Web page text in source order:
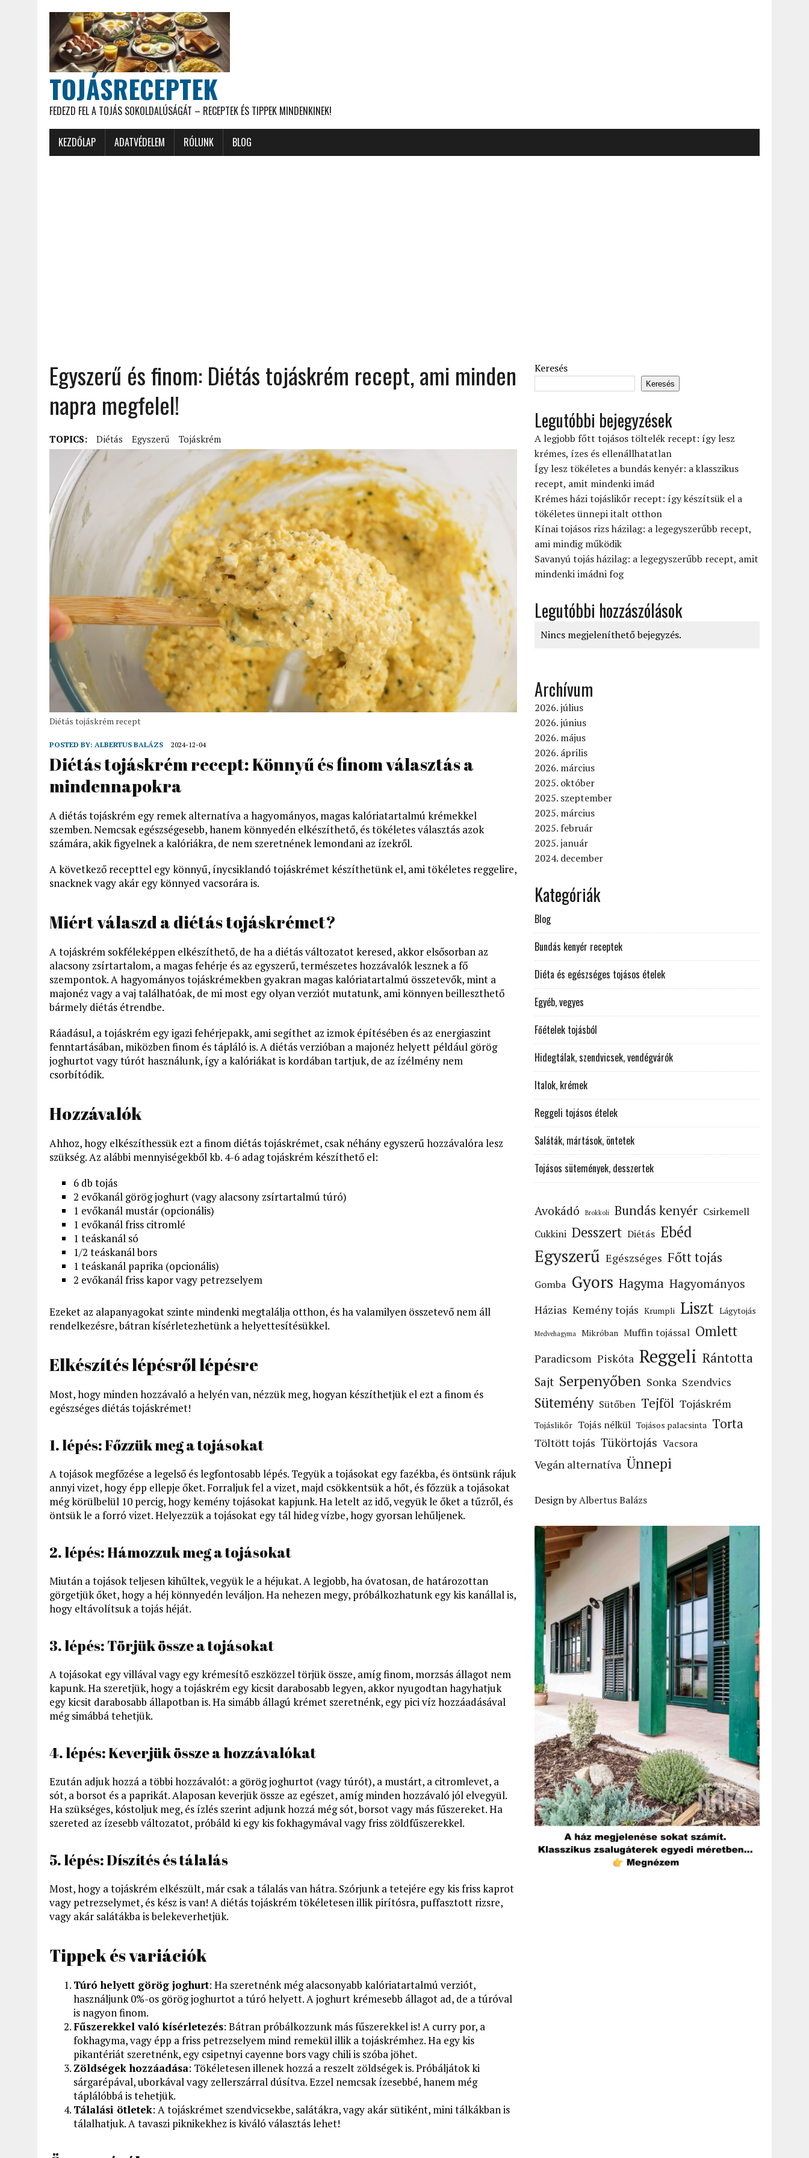
TOJÁSRECEPTEK
FEDEZD FEL A TOJÁS SOKOLDALÚSÁGÁT – RECEPTEK ÉS TIPPEK MINDENKINEK!
KEZDŐLAP ADATVÉDELEM RÓLUNK BLOG
Egyszerű és finom: Diétás tojáskrém recept, ami minden
napra megfelel!
TOPICS: Diétás Egyszerű Tojáskrém
Diétás tojáskrém recept
POSTED BY: ALBERTUS BALÁZS 2024-12-04
Diétás tojáskrém recept: Könnyű és finom választás a
mindennapokra
A diétás tojáskrém egy remek alternatíva a hagyományos, magas kalóriatartalmú krémekkel
szemben. Nemcsak egészségesebb, hanem könnyedén elkészíthető, és tökéletes választás azok
számára, akik figyelnek a kalóriákra, de nem szeretnének lemondani az ízekről.
A következő recepttel egy könnyű, ínycsiklandó tojáskrémet készíthetünk el, ami tökéletes reggelire,
snacknek vagy akár egy könnyed vacsorára is.
Miért válaszd a diétás tojáskrémet?
A tojáskrém sokféleképpen elkészíthető, de ha a diétás változatot keresed, akkor elsősorban az
alacsony zsírtartalom, a magas fehérje és az egyszerű, természetes hozzávalók lesznek a fő
szempontok. A hagyományos tojáskrémekben gyakran magas kalóriatartalmú összetevők, mint a
majonéz vagy a vaj találhatóak, de mi most egy olyan verziót mutatunk, ami könnyen beilleszthető
bármely diétás étrendbe.
Ráadásul, a tojáskrém egy igazi fehérjepakk, ami segíthet az izmok építésében és az energiaszint
fenntartásában, miközben finom és tápláló is. A diétás verzióban a majonéz helyett például görög
joghurtot vagy túrót használunk, így a kalóriákat is kordában tartjuk, de az ízélmény nem
csorbítódik.
Hozzávalók
Ahhoz, hogy elkészíthessük ezt a finom diétás tojáskrémet, csak néhány egyszerű hozzávalóra lesz
szükség. Az alábbi mennyiségekből kb. 4-6 adag tojáskrém készíthető el:
6 db tojás
2 evőkanál görög joghurt (vagy alacsony zsírtartalmú túró)
1 evőkanál mustár (opcionális)
1 evőkanál friss citromlé
1 teáskanál só
1/2 teáskanál bors
1 teáskanál paprika (opcionális)
2 evőkanál friss kapor vagy petrezselyem
Ezeket az alapanyagokat szinte mindenki megtalálja otthon, és ha valamilyen összetevő nem áll
rendelkezésre, bátran kísérletezhetünk a helyettesítésükkel.
Elkészítés lépésről lépésre
Most, hogy minden hozzávaló a helyén van, nézzük meg, hogyan készíthetjük el ezt a finom és
egészséges diétás tojáskrémet!
1. lépés: Főzzük meg a tojásokat
A tojások megfőzése a legelső és legfontosabb lépés. Tegyük a tojásokat egy fazékba, és öntsünk rájuk
annyi vizet, hogy épp ellepje őket. Forraljuk fel a vizet, majd csökkentsük a hőt, és főzzük a tojásokat
még körülbelül 10 percig, hogy kemény tojásokat kapjunk. Ha letelt az idő, vegyük le őket a tűzről, és
öntsük le a forró vizet. Helyezzük a tojásokat egy tál hideg vízbe, hogy gyorsan lehűljenek.
2. lépés: Hámozzuk meg a tojásokat
Miután a tojások teljesen kihűltek, vegyük le a héjukat. A legjobb, ha óvatosan, de határozottan
görgetjük őket, hogy a héj könnyedén leváljon. Ha nehezen megy, próbálkozhatunk egy kis kanállal is,
hogy eltávolítsuk a tojás héját.
3. lépés: Törjük össze a tojásokat
A tojásokat egy villával vagy egy krémesítő eszközzel törjük össze, amíg finom, morzsás állagot nem
kapunk. Ha szeretjük, hogy a tojáskrém egy kicsit darabosabb legyen, akkor nyugodtan hagyhatjuk
egy kicsit darabosabb állapotban is. Ha simább állagú krémet szeretnénk, egy pici víz hozzáadásával
még simábbá tehetjük.
4. lépés: Keverjük össze a hozzávalókat
Ezután adjuk hozzá a többi hozzávalót: a görög joghurtot (vagy túrót), a mustárt, a citromlevet, a
sót, a borsot és a paprikát. Alaposan keverjük össze az egészet, amíg minden hozzávaló jól elvegyül.
Ha szükséges, kóstoljuk meg, és ízlés szerint adjunk hozzá még sót, borsot vagy más fűszereket. Ha
szereted az ízesebb változatot, próbáld ki egy kis fokhagymával vagy friss zöldfűszerekkel.
5. lépés: Díszítés és tálalás
Most, hogy a tojáskrém elkészült, már csak a tálalás van hátra. Szórjunk a tetejére egy kis friss kaprot
vagy petrezselymet, és kész is van! A diétás tojáskrém tökéletesen illik pirítósra, puffasztott rizsre,
vagy akár salátákba is belekeverhetjük.
Tippek és variációk
Túró helyett görög joghurt: Ha szeretnénk még alacsonyabb kalóriatartalmú verziót,
használjunk 0%-os görög joghurtot a túró helyett. A joghurt krémesebb állagot ad, de a túróval
is nagyon finom.
Fűszerekkel való kísérletezés: Bátran próbálkozzunk más fűszerekkel is! A curry por, a
fokhagyma, vagy épp a friss petrezselyem mind remekül illik a tojáskrémhez. Ha egy kis
pikantériát szeretnénk, egy csipetnyi cayenne bors vagy chili is szóba jöhet.
Zöldségek hozzáadása: Tökéletesen illenek hozzá a reszelt zöldségek is. Próbáljátok ki
sárgarépával, uborkával vagy zellerszárral dúsítva. Ezzel nemcsak ízesebbé, hanem még
táplálóbbá is tehetjük.
Tálalási ötletek: A tojáskrémet szendvicsekbe, salátákra, vagy akár sütiként, mini tálkákban is
tálalhatjuk. A tavaszi piknikekhez is kiváló választás lehet!
Keresés
Keresés
Legutóbbi bejegyzések
A legjobb főtt tojásos töltelék recept: így lesz
krémes, ízes és ellenállhatatlan
Így lesz tökéletes a bundás kenyér: a klasszikus
recept, amit mindenki imád
Krémes házi tojáslikőr recept: így készítsük el a
tökéletes ünnepi italt otthon
Kínai tojásos rizs házilag: a legegyszerűbb recept,
ami mindig működik
Savanyú tojás házilag: a legegyszerűbb recept, amit
mindenki imádni fog
Legutóbbi hozzászólások
Nincs megjeleníthető bejegyzés.
Archívum
2026. július
2026. június
2026. május
2026. április
2026. március
2025. október
2025. szeptember
2025. március
2025. február
2025. január
2024. december
Kategóriák
Blog
Bundás kenyér receptek
Diéta és egészséges tojásos ételek
Egyéb, vegyes
Főételek tojásból
Hidegtálak, szendvicsek, vendégvárók
Italok, krémek
Reggeli tojásos ételek
Saláták, mártások, öntetek
Tojásos sütemények, desszertek
Avokádó Brokkoli Bundás kenyér Csirkemell
Cukkini Desszert Diétás Ebéd
Egyszerű Egészséges Főtt tojás
Gomba Gyors Hagyma Hagyományos
Házias Kemény tojás Krumpli Liszt Lágytojás
Medvehagyma Mikróban Muffin tojással Omlett
Paradicsom Piskóta Reggeli Rántotta
Sajt Serpenyőben Sonka Szendvics
Sütemény Sütőben Tejföl Tojáskrém
Tojáslikőr Tojás nélkül Tojásos palacsinta Torta
Töltött tojás Tükörtojás Vacsora
Vegán alternatíva Ünnepi
Design byAlbertus Balázs